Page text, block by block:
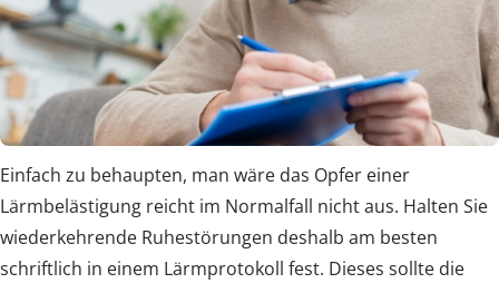
Einfach zu behaupten, man wäre das Opfer einer
Lärmbelästigung reicht im Normalfall nicht aus. Halten Sie
wiederkehrende Ruhestörungen deshalb am besten
schriftlich in einem Lärmprotokoll fest. Dieses sollte die